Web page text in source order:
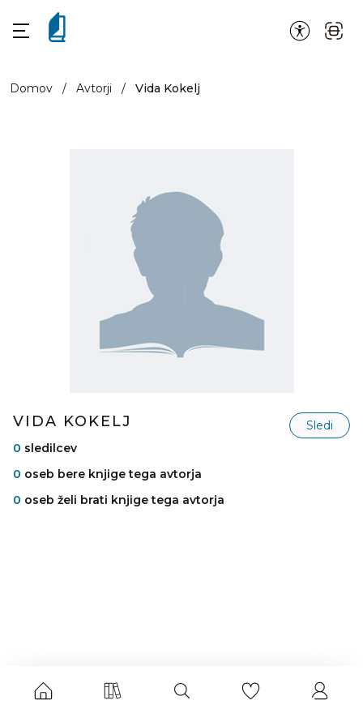
Domov / Avtorji / Vida Kokelj
VIDA KOKELJ
Sledi
0 sledilcev
0 oseb bere knjige tega avtorja
0 oseb želi brati knjige tega avtorja